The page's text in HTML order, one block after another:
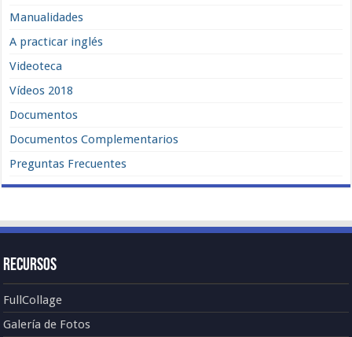
Manualidades
A practicar inglés
Videoteca
Vídeos 2018
Documentos
Documentos Complementarios
Preguntas Frecuentes
Recursos
FullCollage
Galería de Fotos